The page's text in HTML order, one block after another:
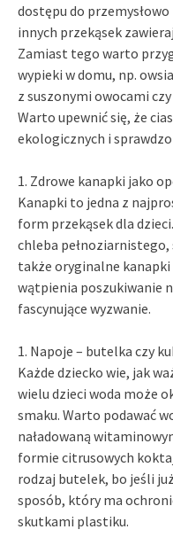
dostępu do
innych przekąsek
Zamiast tego warto
wypieki w domu, np.
z suszonymi owocami
Warto upewnić się, że
ekologicznych i
1. Zdrowe kanapki jako
Kanapki to jedna z
form przekąsek dla
chleba
także oryginalne kanapki
wątpienia poszukiwanie
fascynujące wyzwanie.
1. Napoje – butelka czy
Każde dziecko wie, jak
wielu dzieci woda może
smaku. Warto podawać
naładowaną
formie citrusowych
rodzaj butelek, bo jeśli
sposób, który ma
skutkami plastiku.